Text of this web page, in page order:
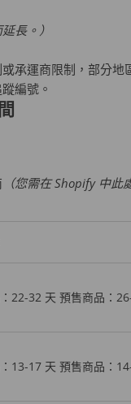
長。）
承運商限制，部分地
編號。
（您需在 Shopify 中
22-32 天 預售商品 ：
13-17 天 預售商品 ：